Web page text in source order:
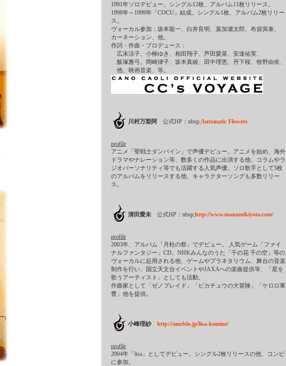
1991年ソロデビュー。シングル12枚、アルバム11枚リリース。
1998年～1999年「COCU」結成。シングル1枚、アルバム2枚リリー
ス。
ヴォーカル参加：坂本龍一、白井良明、葉加瀬太郎、布袋寅泰、
カーネーション、他。
作詞・作曲・プロデュース：
広末涼子、小柳ゆき、相田翔子、芦田愛菜、安達祐実、
飯塚雅弓、岡崎律子、坂本真綾、田中理恵、丹下桜、牧野由依、
他、映画音楽、等。
川村万梨阿 公式HP：nbsp;Automatic Flowers
profile
アニメ「聖戦士ダンバイン」で声優デビュー。アニメを始め、海外
ドラマやナレーション等、数多くの作品に出演する他、コラムやラ
ジオパーソナリティ等でも活躍する人気声優。ソロ歌手として5枚
のアルバムをリリースする他、キャラクターソングも多数リリー
ス。
清田愛未 公式HP：nbsp;http://www.manamikiyota.com/
profile
2003年、アルバム「月杜の祭」でデビュー。 人気ゲーム「ファイ
ナルファンタジー」CD、NHKみんなのうた「千の花 千の空」等の
ヴォーカルに起用される他、ゲームやプラネタリウム、舞台の音楽
制作を行い、国立天文台イベントやJAXAへの楽曲提供等、「星を
歌うアーティスト」としても活動。
作曲家として「ゼノブレイド」「ピカチュウの大冒険」「ケロロ軍
曹」他を提供。
小峰理紗 http://ameblo.jp/lisa-komine/
profile
2004年「lisa」としてデビュー。シングル2枚リリースの他、コンピ
に参加。